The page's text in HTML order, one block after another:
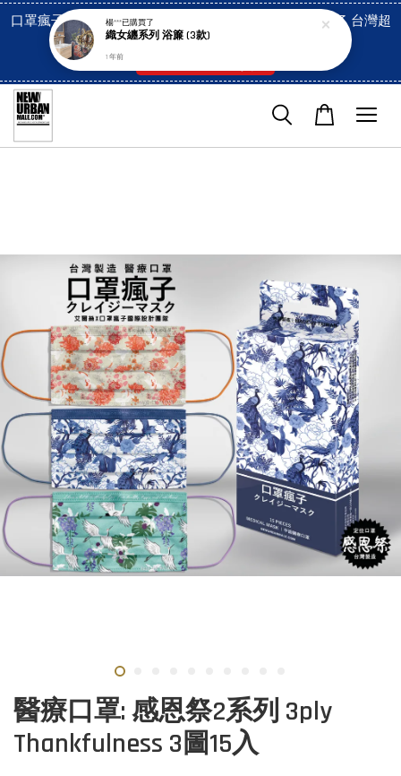
口罩瘋子官網, 放心訂購! 香港澳門信用卡付費已經開啓了 台灣超
市貨到付款也是!
醫療口罩: 感恩祭2系列 3ply
Thankfulness 3圖15入
楊***已購買了
織女纏系列 浴簾 (3款)
1 年前